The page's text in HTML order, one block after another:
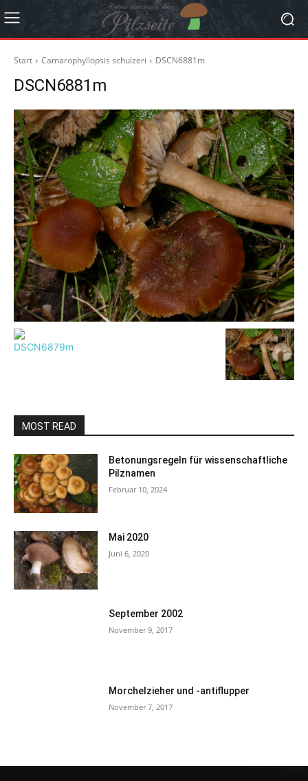
Start Camarophyllopsis schulzeri DSCN6881m
DSCN6881m
MOST READ
Betonungsregeln für wissenschaftliche
Pilznamen
Februar 10, 2024
Mai 2020
Juni 6, 2020
September 2002
November 9, 2017
Morchelzieher und -antiflupper
November 7, 2017